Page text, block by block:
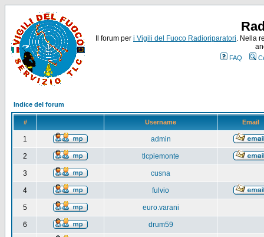
Il forum per i Vigili del Fuoco Radioriparatori. Nella
FAQ
Indice del forum
# Username Email
1 admin
2 tlcpiemonte
3 cusna
4 fulvio
5 euro.varani
6 drum59